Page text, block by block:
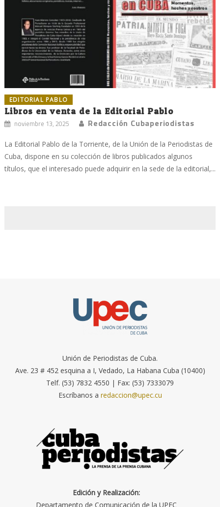
EDITORIAL PABLO
Libros en venta de la Editorial Pablo
noviembre 13, 2025 Redacción Cubaperiodistas
La Editorial Pablo de la Torriente, de la Unión de la Periodistas de
Cuba, dispone en su colección de libros publicados algunos
títulos, que el interesado puede adquirir en la sede de la editorial,...
Unión de Periodistas de Cuba.
Ave. 23 # 452 esquina a I, Vedado, La Habana Cuba (10400)
Telf. (53) 7832 4550 | Fax: (53) 7333079
Escríbanos a redaccion@upec.cu
Edición y Realización:
Departamento de Comunicación de la UPEC